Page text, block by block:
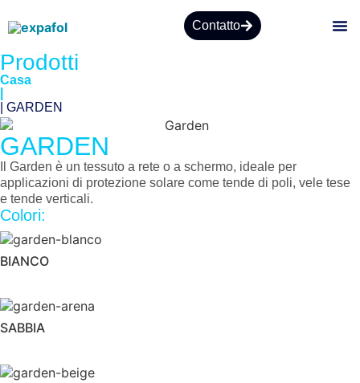
Contatto
Prodotti
Casa
| GARDEN
GARDEN
Il Garden è un tessuto a rete o a schermo, ideale per
applicazioni di protezione solare come tende di poli, vele tese
e tende verticali.
Colori:
BIANCO
SABBIA